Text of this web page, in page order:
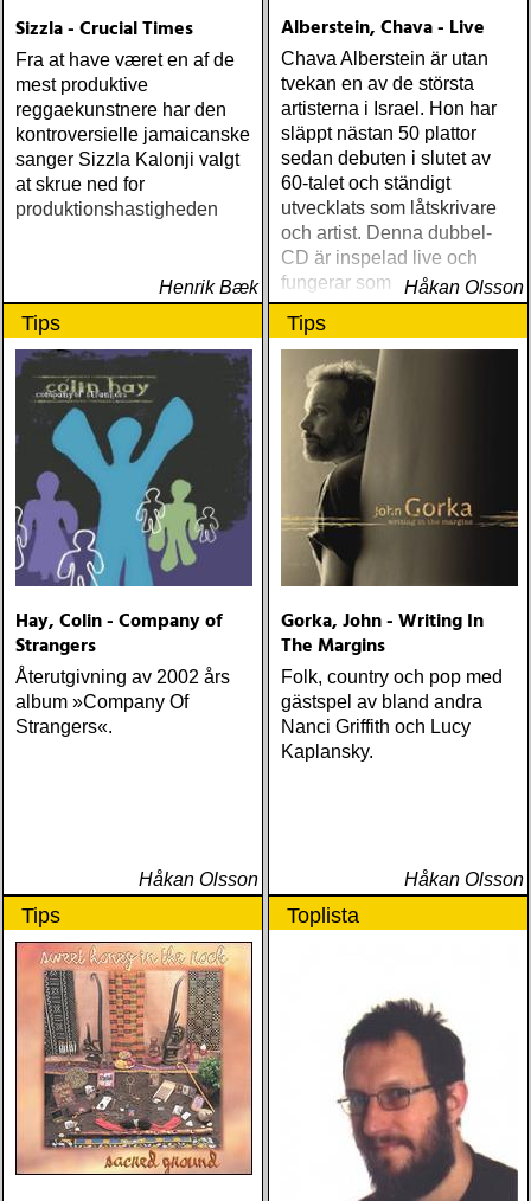
Sizzla - Crucial Times
Fra at have været en af de
mest produktive
reggaekunstnere har den
kontroversielle jamaicanske
sanger Sizzla Kalonji valgt
at skrue ned for
produktionshastigheden
Henrik Bæk
Alberstein, Chava - Live
Chava Alberstein är utan
tvekan en av de största
artisterna i Israel. Hon har
släppt nästan 50 plattor
sedan debuten i slutet av
60-talet och ständigt
utvecklats som låtskrivare
och artist. Denna dubbel-
CD är inspelad live och
fungerar som en utmärkt
introduktion till denna
världsartist.
Håkan Olsson
Tips
Hay, Colin - Company of
Strangers
Återutgivning av 2002 års
album »Company Of
Strangers«.
Håkan Olsson
Tips
Gorka, John - Writing In
The Margins
Folk, country och pop med
gästspel av bland andra
Nanci Griffith och Lucy
Kaplansky.
Håkan Olsson
Tips Toplista